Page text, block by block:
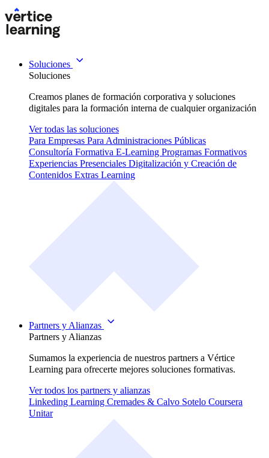
Soluciones
Soluciones
Creamos planes de formación corporativa y soluciones
digitales para la formación interna de cualquier organización
Ver todas las soluciones
Para Empresas Para Administraciones Públicas
Consultoría Formativa E-Learning Programas Formativos
Experiencias Presenciales Digitalización y Creación de
Contenidos Extras Learning
Partners y Alianzas
Partners y Alianzas
Sumamos la experiencia de nuestros partners a Vértice
Learning para ofrecerte mejores soluciones formativas.
Ver todos los partners y alianzas
Linkeding Learning Cremades & Calvo Sotelo Coursera
Unitar